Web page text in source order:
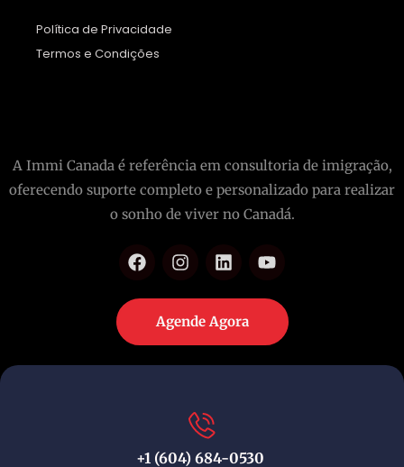
Política de Privacidade
Termos e Condições
A Immi Canada é referência em consultoria de imigração,
oferecendo suporte completo e personalizado para realizar
o sonho de viver no Canadá.
Agende Agora
+1 (604) 684-0530